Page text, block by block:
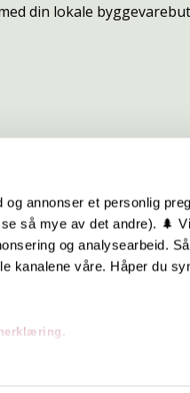
og annonser et personlig
så mye av det andre). 🌲
og analysearbeid.
kanalene våre. Håper du
din lokale
oss
oss